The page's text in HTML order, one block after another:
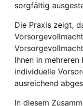
sorgfältig
Die Praxis zeigt,
Ihnen in
individuelle
ausreichend
In diesem